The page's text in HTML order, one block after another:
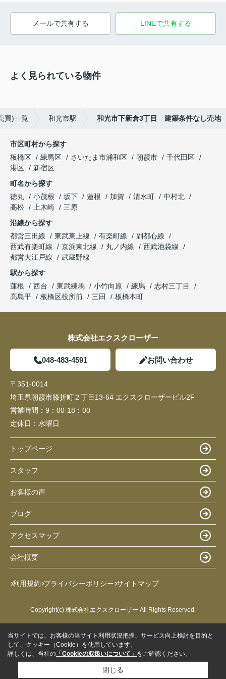
メールで共有する LINEで共有する
よく見られている物件
買)一覧 和光市駅 和光市下新倉3丁目 建築条件なし売地
市区町村から探す
板橋区
練馬区 さいたま市浦和区 朝霞市
千代田区
港区
新宿区
町名から探す
徳丸
小茂根 坂下 蓮根 加賀 清水町
中村北
高松
上木崎
三原
沿線から探す
都営三田線
東武東上線 有楽町線
副都心線
西武有楽町線
京浜東北線 丸ノ内線
西武池袋線
都営大江戸線
武蔵野線
駅から探す
蓮根
西台 東武練馬 小竹向原 練馬
志村三丁目
高島平
板橋区役所前 三田 板橋本町
株式会社エクスクローザー
048-483-4591 お問い合わせ
〒351-0014
埼玉県朝霞市膝折町２丁目13-64 エクスクローザービル2F
営業時間： 9：00-18：00
定休日： 水曜日
トップページ
スタッフ
お客様の声
ブログ
アクセスマップ
会社概要
利用規約 プライバシーポリシー サイトマップ
Copyright(c) 株式会社エクスクローザー All Rights Reserved.
当サイトでは、お客様の当サイト利用状況把握、サービス向上検討を目的と
して、クッキー（Cookie）を使用しています。
詳しくは、当社の 「Cookieの取扱いについて」 をご確認ください。
閉じる